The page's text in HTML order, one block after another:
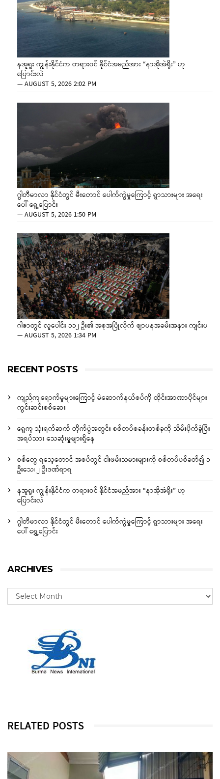
နအူရူး ကျွန်းနိုင်ငံက တရားဝင် နိုင်ငံအမည်အား “နာအိုအဲရိုး” ဟု
ပြောင်းလဲ
—AUGUST 5, 2026 2:02 PM
ဂွါတီမာလာ နိုင်ငံတွင် မီးတောင် ပေါက်ကွဲမှုကြောင့် ရွာသားများ အရေး
ပေါ် ရွှေ့ပြောင်း
—AUGUST 5, 2026 1:50 PM
ဂါဇာတွင် လူပေါင်း ၁၁၂ ဦး၏ အစုအပြုံလိုက် ဈာပနအခမ်းအနား ကျင်းပ
—AUGUST 5, 2026 1:34 PM
RECENT POSTS
ကျည်ကျရောက်မှုများကြောင့် မဲဆောက်နယ်စပ်ကို ထိုင်းအာဏာပိုင်များ
ကွင်းဆင်းစစ်ဆေး
ရွှေကူ သုံးရက်ဆက် တိုက်ပွဲအတွင်း စစ်တပ်စခန်းတစ်ခုကို သိမ်းပိုက်ခဲ့ပြီး
အရပ်သား သေဆုံးမှုများရှိနေ
စစ်တွေ-ရသေ့တောင် အစပ်တွင် ငါးဖမ်းသမားများကို စစ်တပ်ပစ်ခတ်၍ ၁
ဦးသေ၊ ၂ ဦးဒဏ်ရာရ
နအူရူး ကျွန်းနိုင်ငံက တရားဝင် နိုင်ငံအမည်အား “နာအိုအဲရိုး” ဟု
ပြောင်းလဲ
ဂွါတီမာလာ နိုင်ငံတွင် မီးတောင် ပေါက်ကွဲမှုကြောင့် ရွာသားများ အရေး
ပေါ် ရွှေ့ပြောင်း
ARCHIVES
RELATED POSTS